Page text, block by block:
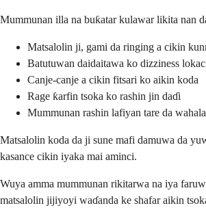
Mummunan illa na buƙatar kulawar likita nan
Matsalolin ji, gami da ringing a cikin
Batutuwan daidaitawa ko dizziness
Canje-canje a cikin fitsari ko aikin koda
Rage ƙarfin tsoka ko rashin jin daɗi
Mummunan rashin lafiyan tare da
Matsalolin koda da ji sune mafi damuwa da
kasance cikin iyaka mai aminci.
Wuya amma mummunan rikitarwa na iya
matsalolin jijiyoyi waɗanda ke shafar aikin